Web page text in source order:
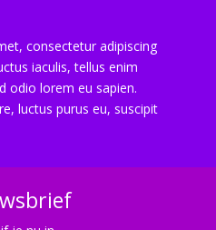
consectetur adipiscing
iaculis, tellus enim
odio lorem eu sapien.
luctus purus eu, suscipit